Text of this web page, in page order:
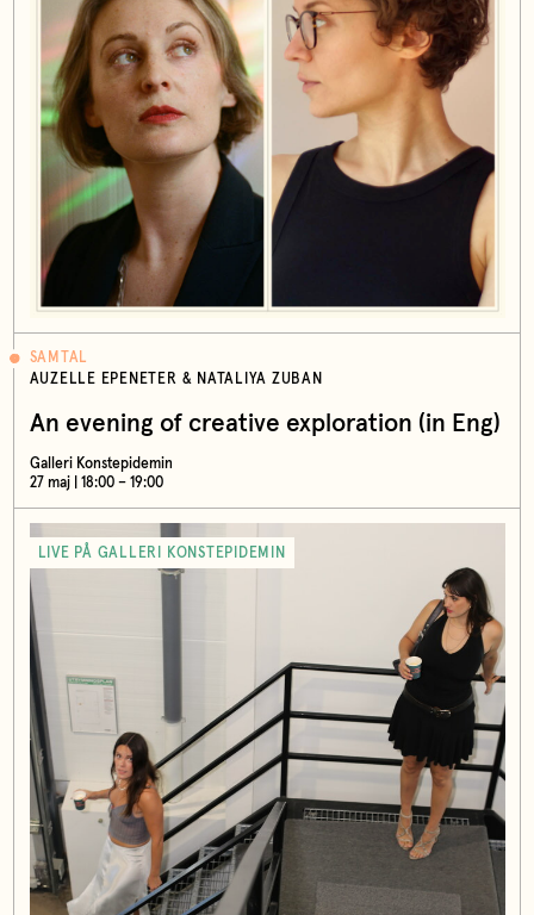
SAMTAL
AUZELLE EPENETER & NATALIYA ZUBAN
An evening of creative exploration (in Eng)
Galleri Konstepidemin
27 maj | 18:00 – 19:00
LIVE PÅ GALLERI KONSTEPIDEMIN